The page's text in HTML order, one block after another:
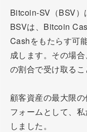
Bitcoin-SV（BSV）
BSVは、Bitcoin
Cashをもたらす可
成します。その場
の割合で受け取るこ
顧客資産の最大限
フォームとして、
しました。